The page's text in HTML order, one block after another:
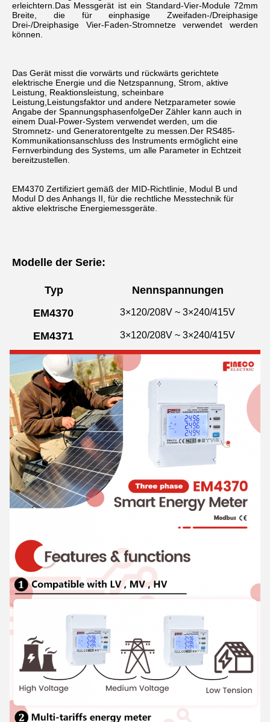
erleichtern.Das Messgerät ist ein Standard-Vier-Module 72mm
Breite, die für einphasige Zweifaden-/Dreiphasige
Drei-/Dreiphasige Vier-Faden-Stromnetze verwendet werden
können.
Das Gerät misst die vorwärts und rückwärts gerichtete
elektrische Energie und die Netzspannung, Strom, aktive
Leistung, Reaktionsleistung, scheinbare
Leistung,Leistungsfaktor und andere Netzparameter sowie
Angabe der SpannungsphasenfolgeDer Zähler kann auch in
einem Dual-Power-System verwendet werden, um die
Stromnetz- und Generatorentgelte zu messen.Der RS485-
Kommunikationsanschluss des Instruments ermöglicht eine
Fernverbindung des Systems, um alle Parameter in Echtzeit
bereitzustellen.
EM4370 Zertifiziert gemäß der MID-Richtlinie, Modul B und
Modul D des Anhangs II, für die rechtliche Messtechnik für
aktive elektrische Energiemessgeräte.
Modelle der Serie:
Typ
Nennspannungen
EM4370
3×120/208V ~ 3×240/415V
EM4371 3×120/208V ~ 3×240/415V